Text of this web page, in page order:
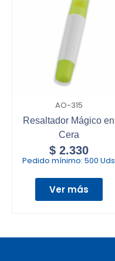
AO-315
Resaltador Mágico en
Cera
$2.330
Pedido mínimo: 500 Uds
Ver más